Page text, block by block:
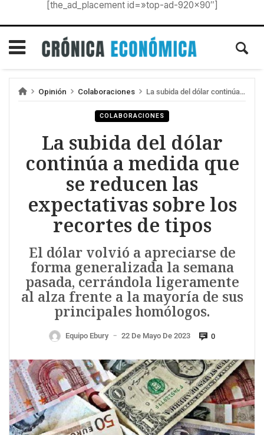
[the_ad_placement id=»top-ad-920×90″]
Opinión Colaboraciones La subida del dólar continúa a medida que se reducen las expectativas sobre los recortes de tipos
COLABORACIONES
La subida del dólar
continúa a medida que
se reducen las
expectativas sobre los
recortes de tipos
El dólar volvió a apreciarse de
forma generalizada la semana
pasada, cerrándola ligeramente
al alza frente a la mayoría de sus
principales homólogos.
Equipo Ebury — 22 De Mayo De 2023 0